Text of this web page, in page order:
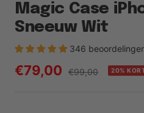
Magic Case
Sneeuw Wit
346
Prijs
€79,00
Reguliere
€99,00 20%